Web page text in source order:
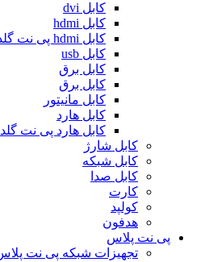
کابل dvi
کابل hdmi
کابل hdmi پی نت گلد
کابل usb
کابل برق
کابل برق
کابل مانیتور
کابل هارد
کابل هارد پی نت گلد
کابل شارژ
کابل شبکه
کابل صدا
کارت
کولپد
هدفون
پی نت پلاس
تجهیزات شبکه پی نت